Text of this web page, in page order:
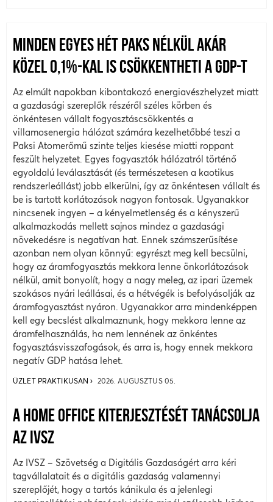
MINDEN EGYES HÉT PAKS NÉLKÜL AKÁR
KÖZEL 0,1%-KAL IS CSÖKKENTHETI A GDP-T
Az elmúlt napokban kibontakozó energiavészhelyzet miatt
a gazdasági szereplők részéről széles körben és
önkéntesen vállalt fogyasztáscsökkentés a
villamosenergia hálózat számára kezelhetőbbé teszi a
Paksi Atomerőmű szinte teljes kiesése miatti roppant
feszült helyzetet. Egyes fogyasztók hálózatról történő
egyoldalú leválasztását (és természetesen a kaotikus
rendszerleállást) jobb elkerülni, így az önkéntesen vállalt és
be is tartott korlátozások nagyon fontosak. Ugyanakkor
nincsenek ingyen – a kényelmetlenség és a kényszerű
alkalmazkodás mellett sajnos mindez a gazdasági
növekedésre is negatívan hat. Ennek számszerűsítése
azonban nem olyan könnyű: egyrészt meg kell becsülni,
hogy az áramfogyasztás mekkora lenne önkorlátozások
nélkül, amit bonyolít, hogy a nagy meleg, az ipari üzemek
szokásos nyári leállásai, és a hétvégék is befolyásolják az
áramfogyasztást nyáron. Ugyanakkor arra mindenképpen
kell egy becslést alkalmaznunk, hogy mekkora lenne az
áramfelhasználás, ha nem lennének az önkéntes
fogyasztásvisszafogások, és arra is, hogy ennek mekkora
negatív GDP hatása lehet.
ÜZLET PRAKTIKUSAN 2026. AUGUSZTUS 05.
A HOME OFFICE KITERJESZTÉSÉT TANÁCSOLJA
AZ IVSZ
Az IVSZ – Szövetség a Digitális Gazdaságért arra kéri
tagvállalatait és a digitális gazdaság valamennyi
szereplőjét, hogy a tartós kánikula és a jelenlegi